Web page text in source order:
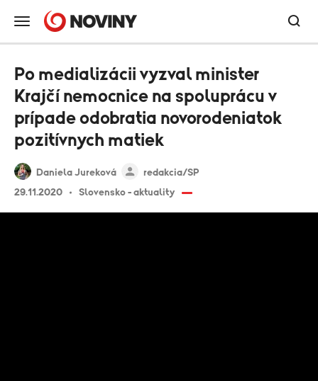
Daniela Jureková
redakcia/SP
29.11.2020
Slovensko - aktuality
Po medializácii vyzval minister
Krajčí nemocnice na spoluprácu v
prípade odobratia novorodeniatok
pozitívnych matiek